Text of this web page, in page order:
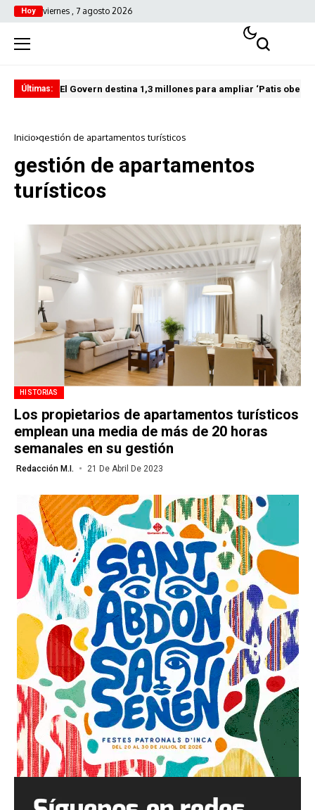
Hoy viernes , 7 agosto 2026
Últimas: El Govern destina 1,3 millones para ampliar ‘Patis
Inicio gestión de apartamentos turísticos
gestión de apartamentos
turísticos
HISTORIAS
Los propietarios de apartamentos turísticos
emplean una media de más de 20 horas
semanales en su gestión
Redacción M.I. 21 De Abril De 2023